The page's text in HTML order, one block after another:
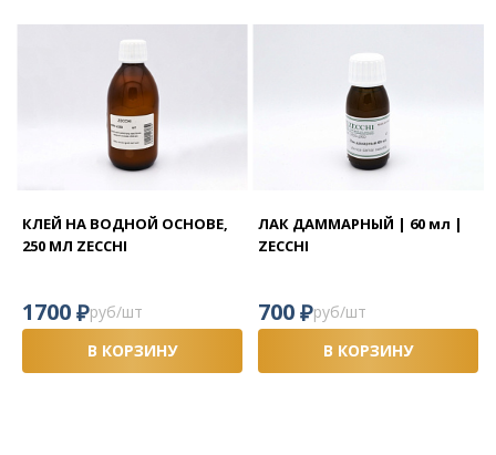
КЛЕЙ НА ВОДНОЙ ОСНОВЕ,
250 МЛ ZECCHI
1700₽руб/шт
В КОРЗИНУ
ЛАК ДАММАРНЫЙ | 60 мл |
ZECCHI
700₽руб/шт
В КОРЗИНУ